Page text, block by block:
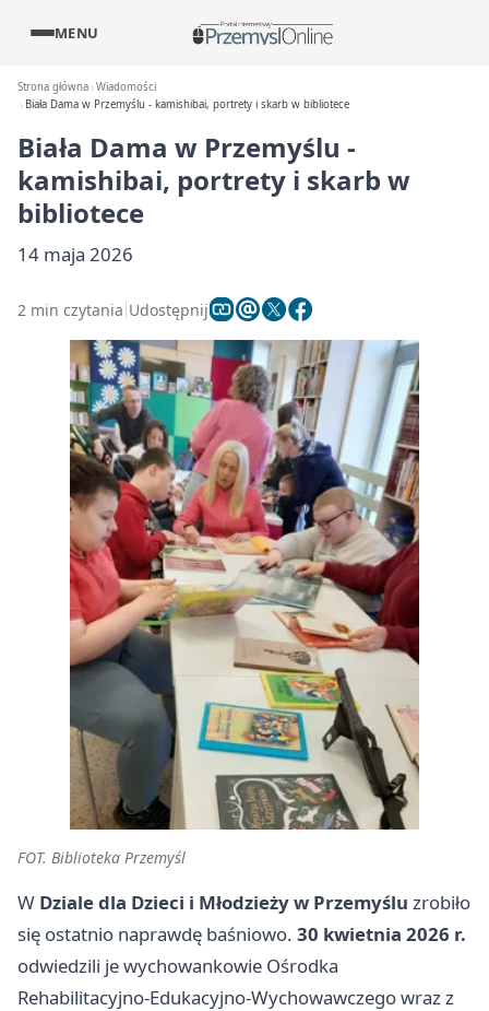
MENU
Strona główna Wiadomości
Biała Dama w Przemyślu - kamishibai, portrety i skarb w bibliotece
Biała Dama w Przemyślu -
kamishibai, portrety i skarb w
bibliotece
14 maja 2026
2 min czytania Udostępnij
FOT. Biblioteka Przemyśl
W Dziale dla Dzieci i Młodzieży w Przemyślu zrobiło
się ostatnio naprawdę baśniowo. 30 kwietnia 2026 r.
odwiedzili je wychowankowie Ośrodka
Rehabilitacyjno-Edukacyjno-Wychowawczego wraz z